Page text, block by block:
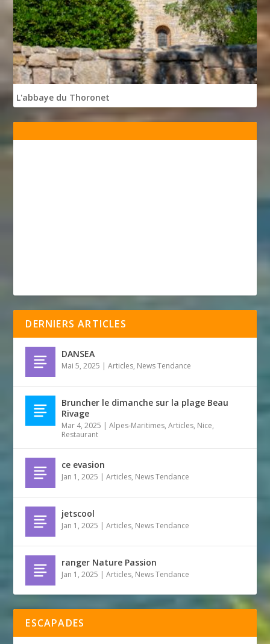
L'abbaye du Thoronet
DERNIERS ARTICLES
DANSEA
Mai 5, 2025 |Articles, News Tendance
Bruncher le dimanche sur la plage Beau
Rivage
Mar 4, 2025 |Alpes-Maritimes,Articles, Nice,
Restaurant
ce evasion
Jan 1, 2025 |Articles, News Tendance
jetscool
Jan 1, 2025 |Articles, News Tendance
ranger Nature Passion
Jan 1, 2025 |Articles, News Tendance
ESCAPADES